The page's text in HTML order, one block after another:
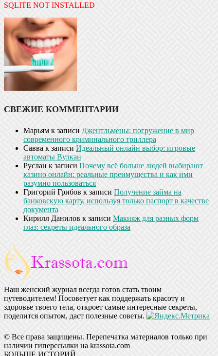
SQLITE NOT INSTALLED
СВЕЖИЕ КОММЕНТАРИИ
Марьям к записи Джентльмены: погружение в мир
современного криминального триллера
Савва к записи Идеальный онлайн выбор: игровые
автоматы Вулкан
Руслан к записи Почему всё больше людей выбирают
казино онлайн: реальные преимущества и как ими
разумно пользоваться
Григорий Грибов к записи Получение займа на
банковскую карту, используя только паспорт в качестве
документа
Кирилл Данилов к записи Макияж для разных форм
глаз: секреты идеального образа
Наш женский журнал всегда готов стать твоим
путеводителем! Посоветует как поддержать красоту и
здоровье твоего тела, откроет самые интересные секреты,
поделится опытом, даст полезные советы.
© Все права защищены. Перепечатка материалов только при
наличии гиперссылки на krassota.com
БОЛЬШЕ ИСТОРИЙ